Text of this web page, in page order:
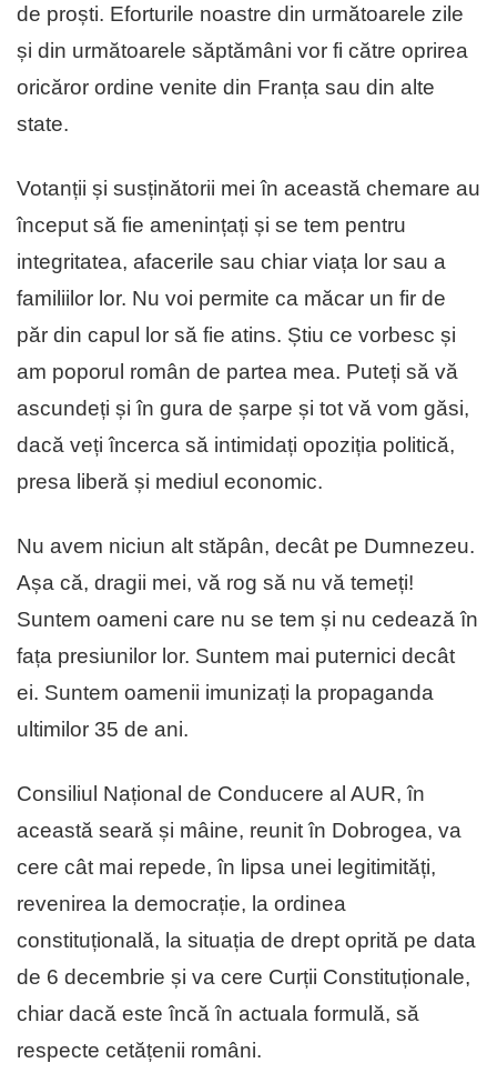
de proști. Eforturile noastre din următoarele zile
și din următoarele săptămâni vor fi către oprirea
oricăror ordine venite din Franța sau din alte
state.
Votanții și susținătorii mei în această chemare au
început să fie amenințați și se tem pentru
integritatea, afacerile sau chiar viața lor sau a
familiilor lor. Nu voi permite ca măcar un fir de
păr din capul lor să fie atins. Știu ce vorbesc și
am poporul român de partea mea. Puteți să vă
ascundeți și în gura de șarpe și tot vă vom găsi,
dacă veți încerca să intimidați opoziția politică,
presa liberă și mediul economic.
Nu avem niciun alt stăpân, decât pe Dumnezeu.
Așa că, dragii mei, vă rog să nu vă temeți!
Suntem oameni care nu se tem și nu cedează în
fața presiunilor lor. Suntem mai puternici decât
ei. Suntem oamenii imunizați la propaganda
ultimilor 35 de ani.
Consiliul Național de Conducere al AUR, în
această seară și mâine, reunit în Dobrogea, va
cere cât mai repede, în lipsa unei legitimități,
revenirea la democrație, la ordinea
constituțională, la situația de drept oprită pe data
de 6 decembrie și va cere Curții Constituționale,
chiar dacă este încă în actuala formulă, să
respecte cetățenii români.